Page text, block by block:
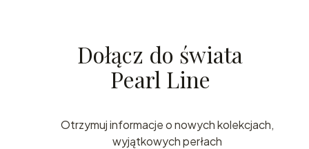
Dołącz do świata
Pearl Line
Otrzymuj informacje o nowych kolekcjach,
wyjątkowych perłach